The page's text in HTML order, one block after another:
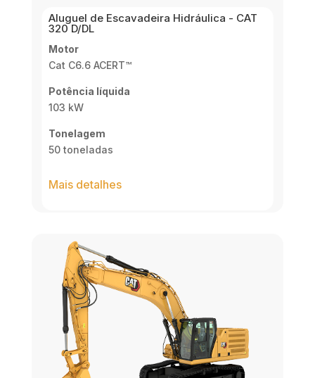
Aluguel de Escavadeira Hidráulica - CAT
320 D/DL
Motor
Cat C6.6 ACERT™
Potência líquida
103 kW
Tonelagem
50 toneladas
Mais detalhes